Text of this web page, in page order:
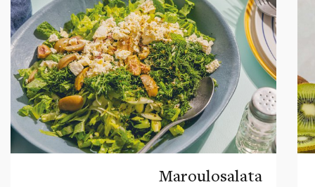
Maroulosalata